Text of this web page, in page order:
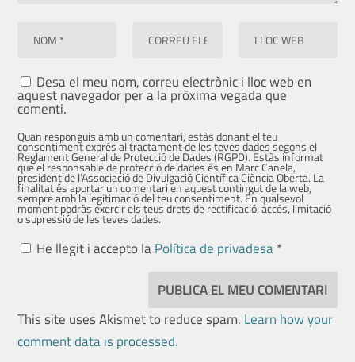
Desa el meu nom, correu electrònic i lloc web en
aquest navegador per a la pròxima vegada que
comenti.
Quan responguis amb un comentari, estàs donant el teu
consentiment exprés al tractament de les teves dades segons el
Reglament General de Protecció de Dades (RGPD). Estàs informat
que el responsable de protecció de dades és en Marc Canela,
president de l’Associació de Divulgació Científica Ciència Oberta. La
finalitat és aportar un comentari en aquest contingut de la web,
sempre amb la legitimació del teu consentiment. En qualsevol
moment podràs exercir els teus drets de rectificació, accés, limitació
o supressió de les teves dades.
He llegit i accepto laPolítica de privadesa*
This site uses Akismet to reduce spam. Learn how your
comment data is processed.